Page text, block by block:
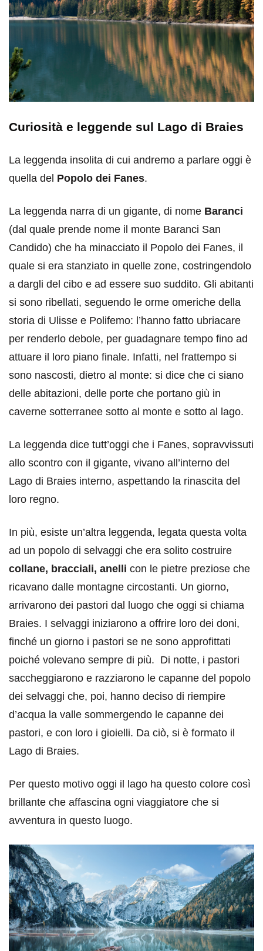
Curiosità e leggende sul Lago di Braies
La leggenda insolita di cui andremo a parlare oggi è
quella del Popolo dei Fanes.
La leggenda narra di un gigante, di nome Baranci
(dal quale prende nome il monte Baranci San
Candido) che ha minacciato il Popolo dei Fanes, il
quale si era stanziato in quelle zone, costringendolo
a dargli del cibo e ad essere suo suddito. Gli abitanti
si sono ribellati, seguendo le orme omeriche della
storia di Ulisse e Polifemo: l’hanno fatto ubriacare
per renderlo debole, per guadagnare tempo fino ad
attuare il loro piano finale. Infatti, nel frattempo si
sono nascosti, dietro al monte: si dice che ci siano
delle abitazioni, delle porte che portano giù in
caverne sotterranee sotto al monte e sotto al lago.
La leggenda dice tutt’oggi che i Fanes, sopravvissuti
allo scontro con il gigante, vivano all’interno del
Lago di Braies interno, aspettando la rinascita del
loro regno.
In più, esiste un’altra leggenda, legata questa volta
ad un popolo di selvaggi che era solito costruire
collane, bracciali, anelli con le pietre preziose che
ricavano dalle montagne circostanti. Un giorno,
arrivarono dei pastori dal luogo che oggi si chiama
Braies. I selvaggi iniziarono a offrire loro dei doni,
finché un giorno i pastori se ne sono approfittati
poiché volevano sempre di più. Di notte, i pastori
saccheggiarono e razziarono le capanne del popolo
dei selvaggi che, poi, hanno deciso di riempire
d’acqua la valle sommergendo le capanne dei
pastori, e con loro i gioielli. Da ciò, si è formato il
Lago di Braies.
Per questo motivo oggi il lago ha questo colore così
brillante che affascina ogni viaggiatore che si
avventura in questo luogo.